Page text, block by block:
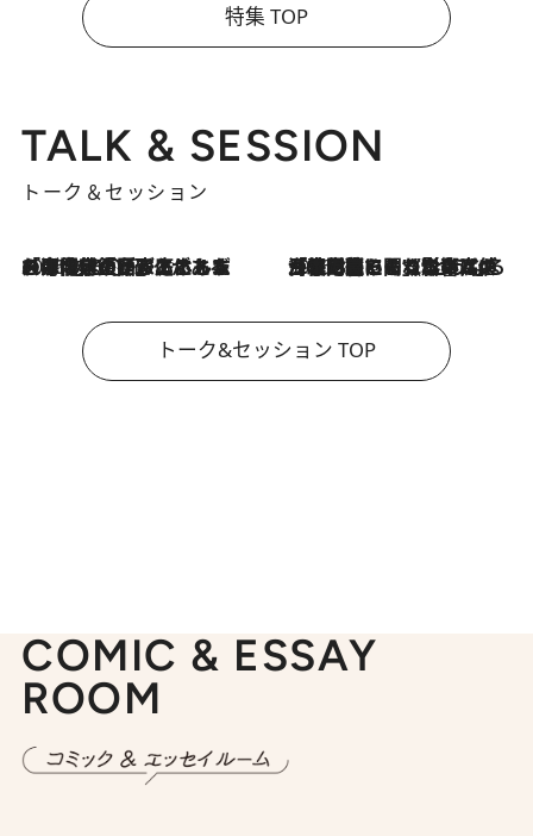
特集 TOP
TALK & SESSION
トーク＆セッション
2026.8.3
「今後値上げがあるとすれば…」「リスクがあるのは今年の冬」エネルギー専門家が語る、ホルムズ海峡封鎖が家庭にもたらす“ある心配” 2026.8.3
「住宅建てられない…」「サーチャージ料の高値が続いている」ホルムズ海峡封鎖による影響はいつまで続く？《エネルギー専門家に聞く“どうなる日本の暮らし”》
トーク&セッション TOP
COMIC & ESSAY
ROOM